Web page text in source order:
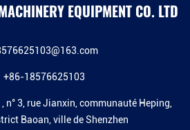
EQUIPMENT CO. LTD
+86-18576625103
n° 3, rue Jianxin, communauté Heping,
Baoan, ville de Shenzhen